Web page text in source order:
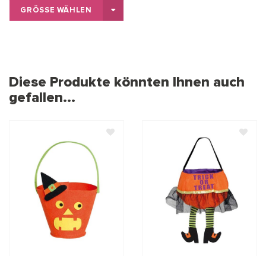
GRÖSSE WÄHLEN
Diese Produkte könnten Ihnen auch
gefallen...